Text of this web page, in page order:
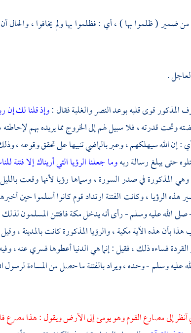
ضمير ( ظلموا بها ) ، أي : فظلموا بها ولم يخافوا ، والحال
.
المذكور قوى قلبه بوعد النصر والغلبة فقال :وإذ قلنا لك
قدرته ، فلا سبيل لهم إلى الخروج مما يريده بهم لإحاطته
: إن الله سيهلكهم ، وعبر بالماضي تنبيها على تحقق وقوعه ،
حتى يبلغ رسالة ربهوما جعلنا الرؤيا التي أريناك إلا فتنة
المذكورة في صدر السورة ، وسماها رؤيا لأنها وقعت
الرؤيا ، وكانت الفتنة ارتداد قوم كانوا أسلموا حين
صلى الله عليه وسلم - رأى أنه يدخلمكةفافتتن المسلمون لذلك
بأن هذه الآية مكية ، والرؤيا المذكورة كانتبالمدينة ،
القردة فساءه ذلك ، فقيل : إنما هي الدنيا أعطوها فسري عنه ،
عليه وسلم - وحده ، ويراد بالفتنة ما حصل من المساءة لرسول
أنظر إلى مصارع القوم وهو يومئ إلى الأرض ويقول : هذا مصرع